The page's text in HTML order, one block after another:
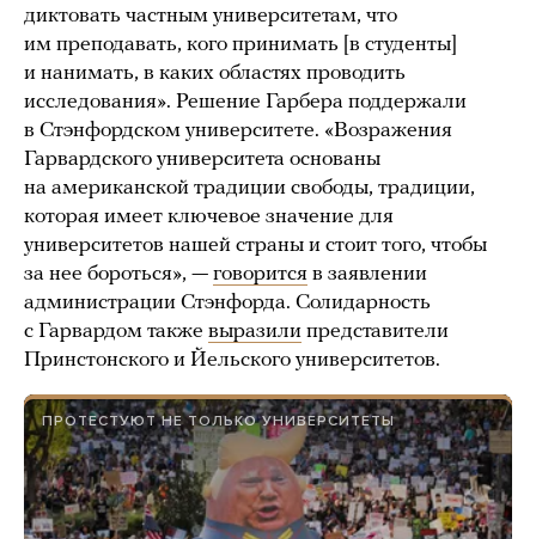
диктовать частным университетам, что
им преподавать, кого принимать [в студенты]
и нанимать, в каких областях проводить
исследования». Решение Гарбера поддержали
в Стэнфордском университете. «Возражения
Гарвардского университета основаны
на американской традиции свободы, традиции,
которая имеет ключевое значение для
университетов нашей страны и стоит того, чтобы
за нее бороться», — говорится в заявлении
администрации Стэнфорда. Солидарность
с Гарвардом также выразили представители
Принстонского и Йельского университетов.
ПРОТЕСТУЮТ НЕ ТОЛЬКО УНИВЕРСИТЕТЫ